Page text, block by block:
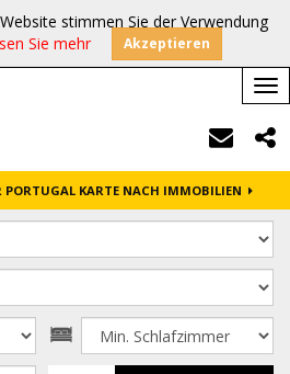
stimmen Sie der Verwendung
Sie mehr Akzeptieren
PORTUGAL KARTE NACH IMMOBILIEN